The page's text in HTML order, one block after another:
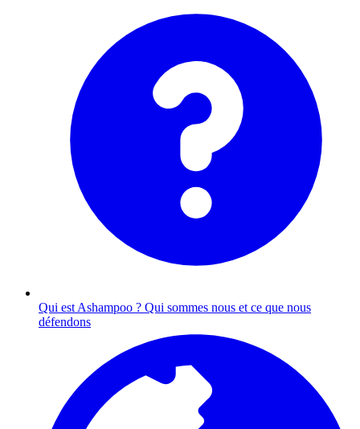
Qui est Ashampoo ? Qui sommes nous et ce que nous
défendons